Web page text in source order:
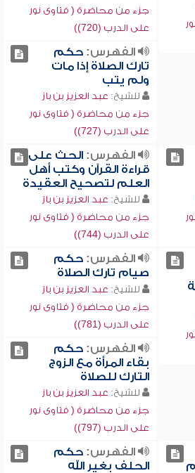
جزء من محاضرة ( فتاوى نور
على الدرب (720))
الفهرس:حكم
تارك الصلاة إذا مات
ولم يتب
للشيخ: عبد العزيز بن باز
جزء من محاضرة ( فتاوى نور
على الدرب (727))
الفهرس:الحث على
قراءة القرآن وكتب أهل
العلم لتصحيح العقيدة
للشيخ: عبد العزيز بن باز
جزء من محاضرة ( فتاوى نور
على الدرب (744))
الفهرس:حكم
صيام تارك الصلاة
للشيخ: عبد العزيز بن باز
جزء من محاضرة ( فتاوى نور
على الدرب (781))
الفهرس:حكم
بقاء المرأة مع الزوج
التارك للصلاة
للشيخ: عبد العزيز بن باز
جزء من محاضرة ( فتاوى نور
على الدرب (797))
الفهرس:حكم
الحلف بغير الله